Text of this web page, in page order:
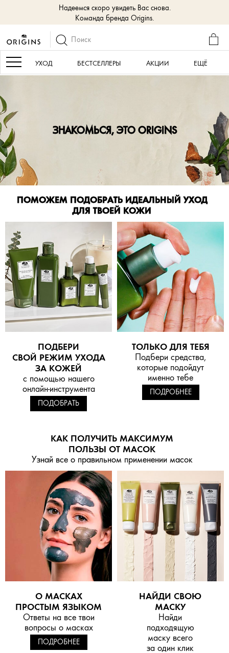
Надеемся скоро увидеть Вас снова.
Команда бренда Origins.
Navigation
УХОД БЕСТСЕЛЛЕРЫ АКЦИИ ЕЩЁ
ЗНАКОМЬСЯ, ЭТО ORIGINS
ПОМОЖЕМ ПОДОБРАТЬ ИДЕАЛЬНЫЙ УХОД
ДЛЯ ТВОЕЙ КОЖИ
ПОДБЕРИ
СВОЙ РЕЖИМ УХОДА
ЗА КОЖЕЙ
с помощью нашего
онлайн-инструмента
ПОДОБРАТЬ
ТОЛЬКО ДЛЯ ТЕБЯ
Подбери средства,
которые подойдут
именно тебе
ПОДРОБНЕЕ
КАК ПОЛУЧИТЬ МАКСИМУМ
ПОЛЬЗЫ ОТ МАСОК
Узнай все о правильном применении масок
О МАСКАХ
ПРОСТЫМ ЯЗЫКОМ
Ответы на все твои
вопросы о масках
ПОДРОБНЕЕ
НАЙДИ СВОЮ
МАСКУ
Найди
подходящую
маску всего
за один клик